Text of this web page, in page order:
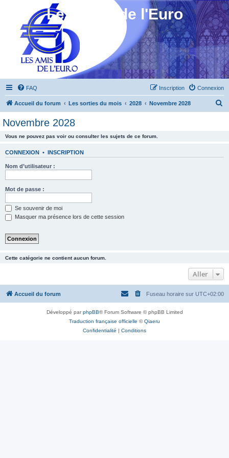
Les Amis de l'Euro
FAQ Connexion
Inscription
Accueil du forum Les sorties du mois 2028 Novembre 2028
Novembre 2028
Vous ne pouvez pas voir ou consulter les sujets de ce forum.
CONNEXION • INSCRIPTION
Nom d’utilisateur :
Mot de passe :
Se souvenir de moi
Masquer ma présence lors de cette session
Cette catégorie ne contient aucun forum.
Aller
Accueil du forum Fuseau horaire sur UTC+02:00
Développé parphpBB® Forum Software © phpBB Limited
Traduction française officielle ©Qiaeru
Confidentialité | Conditions